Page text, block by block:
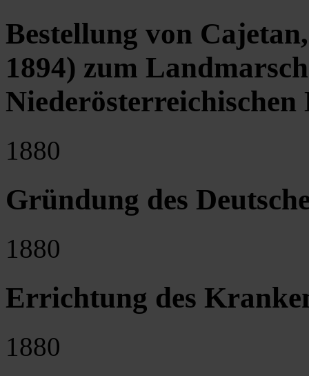
Bestellung von
1894) zum
1880
Gründung des
1880
Errichtung des
1880